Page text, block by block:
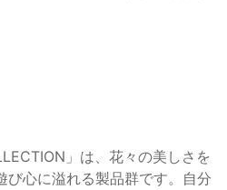
」は、花々の美しさを
び心に溢れる製品群です。自分